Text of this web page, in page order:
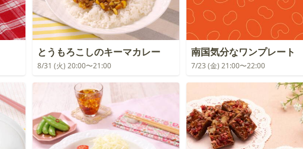
とうもろこしのキーマカレー
8/31 (火) 20:00〜21:00
南国気分なワンプレート
7/23 (金) 21:00〜22:00